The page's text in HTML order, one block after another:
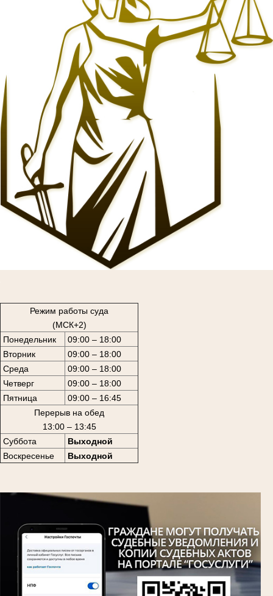
Режим работы суда
(МСК+2)
Понедельник
09:00 – 18:00
Вторник
09:00 – 18:00
Среда
09:00 – 18:00
Четверг
09:00 – 18:00
Пятница
09:00 – 16:45
Перерыв на обед
13:00 – 13:45
Суббота
Выходной
Воскресенье
Выходной